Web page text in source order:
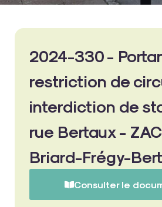
2024-330 -
restriction de
interdiction de
rue Bertaux -
Briard-Frégy-
Consulter le